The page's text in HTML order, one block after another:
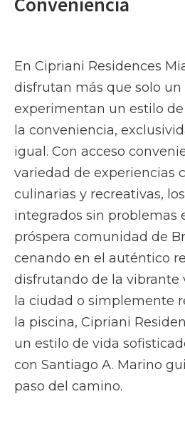
En Cipriani Residences
disfrutan más que solo un
experimentan un estilo
la conveniencia,
igual. Con acceso
variedad de experiencias
culinarias y recreativas,
integrados sin problemas
próspera comunidad de
cenando en el auténtico
disfrutando de la vibrante
la ciudad o simplemente
la piscina, Cipriani
un estilo de vida
con Santiago A. Marino
paso del camino.